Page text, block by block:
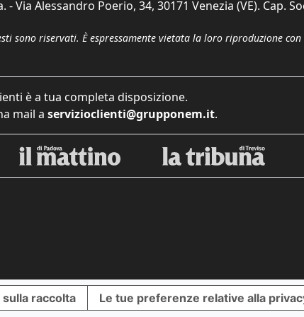
Via Alessandro Poerio, 34, 30171 Venezia (VE). Cap.
sono riservati. È espressamente vietata la loro riproduzione
è a tua completa disposizione.
mail a servizioclienti@grupponem.it.
raccolta Le tue preferenze relative alla